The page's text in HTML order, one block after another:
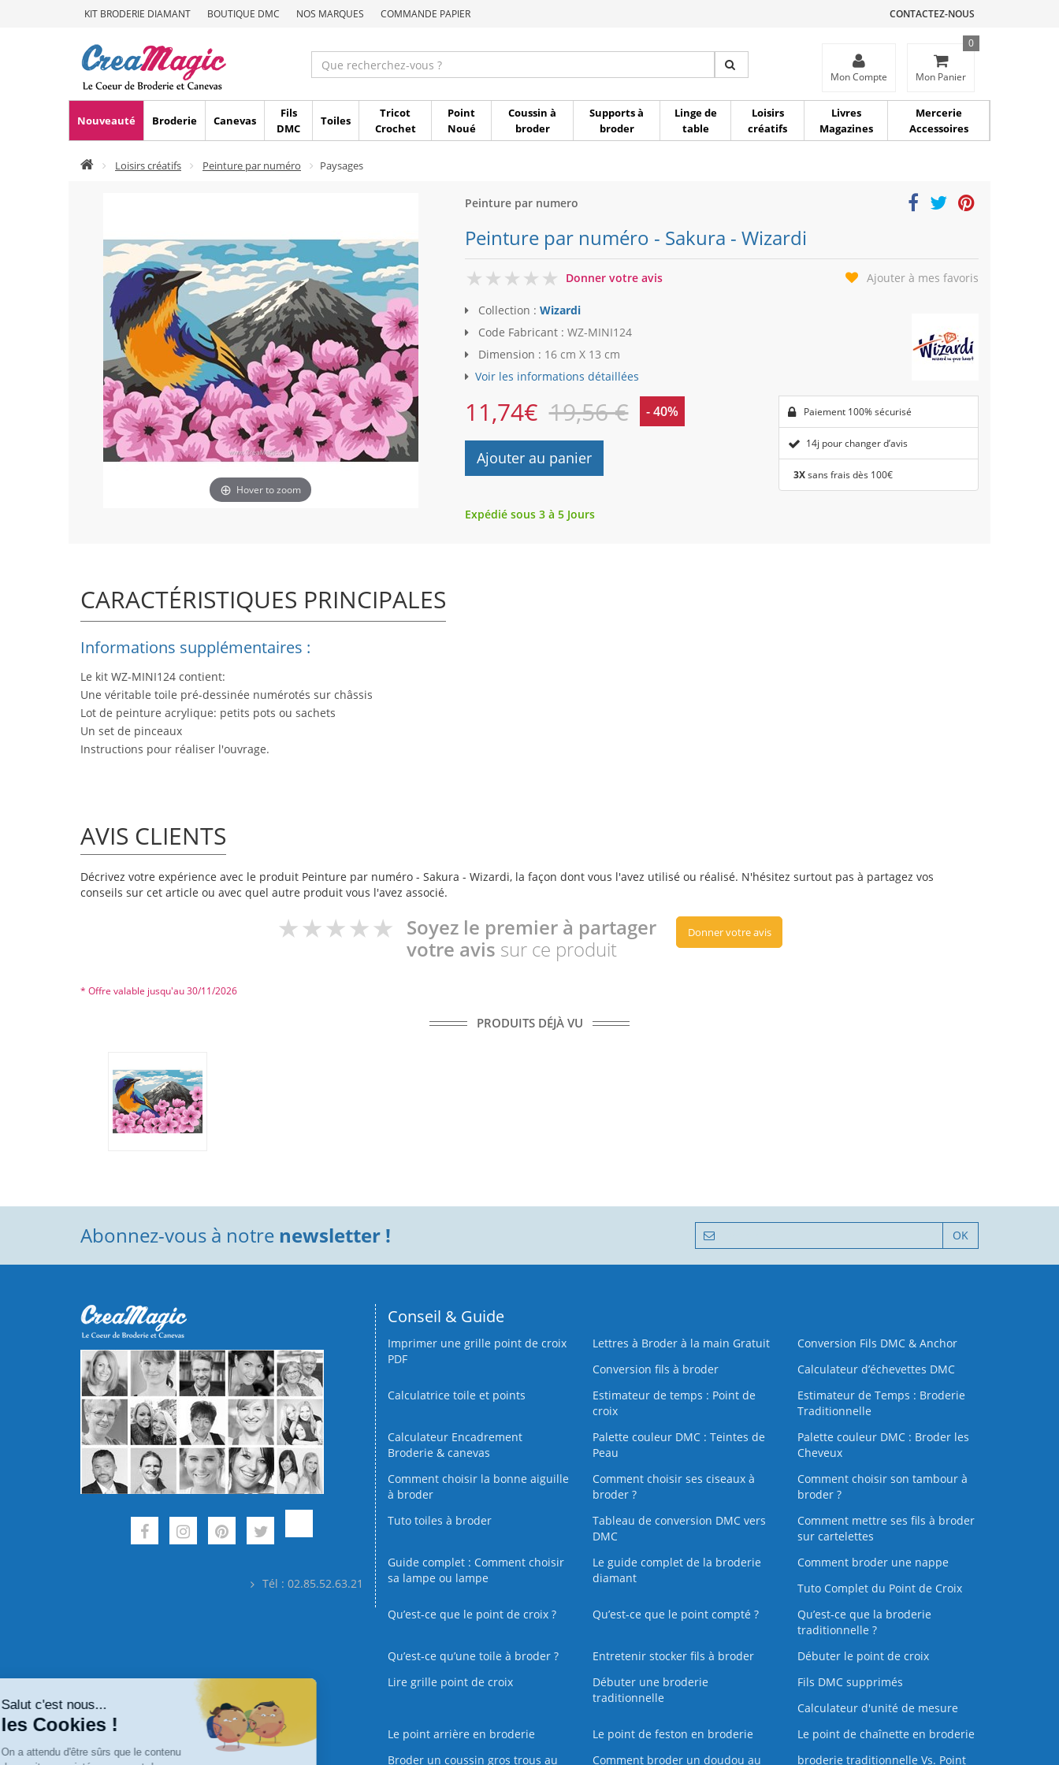
KIT BRODERIE DIAMANT BOUTIQUE DMC NOS MARQUES COMMANDE PAPIER CONTACTEZ-NOUS
Mon Compte Mon Panier
0
Nouveauté Broderie Canevas
Fils
DMC
Toiles
Tricot
Crochet
Point
Noué
Coussin à
broder
Supports à
broder
Linge de
table
Loisirs
créatifs
Livres
Magazines
Mercerie
Accessoires
Loisirs créatifs Peinture par numéro Paysages
Hover to zoom
Peinture par numero
Peinture par numéro - Sakura - Wizardi
0
Donner votre avis Ajouter à mes favoris
Collection : Wizardi
Code Fabricant : WZ-MINI124
Dimension : 16 cm X 13 cm
Voir les informations détaillées
11,74€ 19,56 € - 40%
Ajouter au panier
Paiement 100% sécurisé
14j pour changer d’avis
3Xsans frais dès 100€
Expédié sous 3 à 5 Jours
CARACTÉRISTIQUES PRINCIPALES
Informations supplémentaires :
Le kit WZ-MINI124 contient:
Une véritable toile pré-dessinée numérotés sur châssis
Lot de peinture acrylique: petits pots ou sachets
Un set de pinceaux
Instructions pour réaliser l'ouvrage.
AVIS CLIENTS
Décrivez votre expérience avec le produit Peinture par numéro - Sakura - Wizardi, la façon dont vous l'avez utilisé ou réalisé. N'hésitez surtout pas à partagez vos
conseils sur cet article ou avec quel autre produit vous l'avez associé.
Soyez le premier à partager
votre avis sur ce produit
Donner votre avis
* Offre valable jusqu'au 30/11/2026
PRODUITS DÉJÀ VU
Abonnez-vous à notre newsletter ! OK
Tél : 02.85.52.63.21
Conseil & Guide
Imprimer une grille point de croix
PDF
Lettres à Broder à la main Gratuit
Conversion Fils DMC & Anchor
Conversion fils à broder
Calculateur d’échevettes DMC
Calculatrice toile et points
Estimateur de temps : Point de
croix
Estimateur de Temps : Broderie
Traditionnelle
Calculateur Encadrement
Broderie & canevas
Palette couleur DMC : Teintes de
Peau
Palette couleur DMC : Broder les
Cheveux
Comment choisir la bonne aiguille
à broder
Comment choisir ses ciseaux à
broder ?
Comment choisir son tambour à
broder ?
Tuto toiles à broder
Tableau de conversion DMC vers
DMC
Comment mettre ses fils à broder
sur cartelettes
Guide complet : Comment choisir
sa lampe ou lampe
Le guide complet de la broderie
diamant
Comment broder une nappe
Tuto Complet du Point de Croix
Qu’est-ce que le point de croix ?
Qu’est-ce que le point compté ?
Qu’est-ce que la broderie
traditionnelle ?
Qu’est‑ce qu’une toile à broder ?
Entretenir stocker fils à broder
Débuter le point de croix
Lire grille point de croix
Débuter une broderie
traditionnelle
Fils DMC supprimés
Calculateur d'unité de mesure
Le point arrière en broderie
Le point de feston en broderie
Le point de chaînette en broderie
Broder un coussin gros trous au
Comment broder un doudou au broderie traditionnelle Vs. Point